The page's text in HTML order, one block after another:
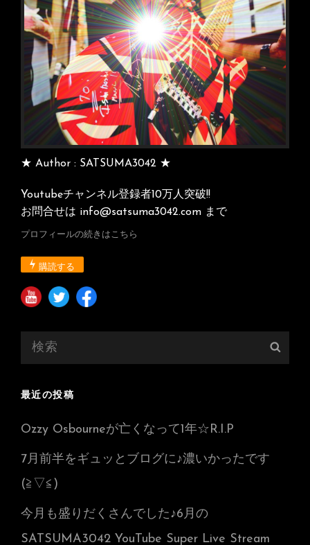
★ Author : SATSUMA3042 ★
Youtubeチャンネル登録者10万人突破!!
お問合せは info@satsuma3042.com まで
プロフィールの続きはこちら
購読する
最近の投稿
Ozzy Osbourneが亡くなって1年☆R.I.P
7月前半をギュッとブログに♪濃いかったです
(≧▽≦)
今月も盛りだくさんでした♪6月の
SATSUMA3042 YouTube Super Live Stream